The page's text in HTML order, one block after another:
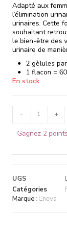
Adapté aux
l’élimination
urinaires. Cette
souhaitant
le bien-être des
urinaire de
2 gèlules
1 flacon =
En stock
- +
Gagnez 2
UGS
Catégories
Marque : Enova